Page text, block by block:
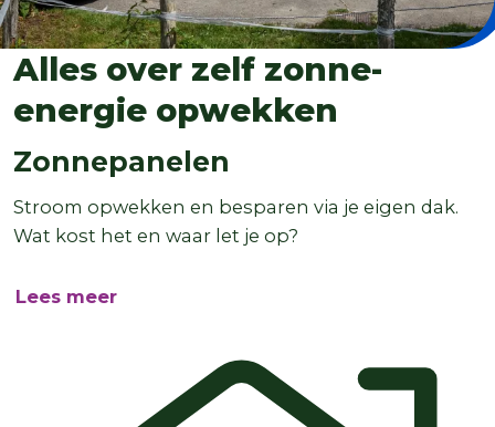
Alles over zelf zonne-
energie opwekken
Zonnepanelen
Stroom opwekken en besparen via je eigen dak.
Wat kost het en waar let je op?
Lees meer